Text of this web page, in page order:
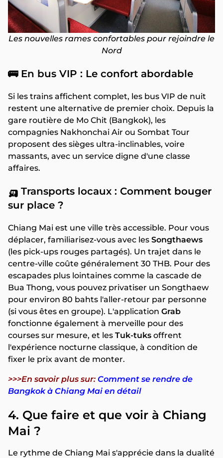
Les nouvelles rames confortables pour rejoindre le
Nord
🚌 En bus VIP : Le confort abordable
Si les trains affichent complet, les bus VIP de nuit
restent une alternative de premier choix. Depuis la
gare routière de Mo Chit (Bangkok), les
compagnies Nakhonchai Air ou Sombat Tour
proposent des sièges ultra-inclinables, voire
massants, avec un service digne d'une classe
affaires.
🛺 Transports locaux : Comment bouger
sur place ?
Chiang Mai est une ville très accessible. Pour vous
déplacer, familiarisez-vous avec les Songthaews
(les pick-ups rouges partagés). Un trajet dans le
centre-ville coûte généralement 30 THB. Pour des
escapades plus lointaines comme la cascade de
Bua Thong, vous pouvez privatiser un Songthaew
pour environ 80 bahts l'aller-retour par personne
(si vous êtes en groupe). L'application Grab
fonctionne également à merveille pour des
courses sur mesure, et les Tuk-tuks offrent
l'expérience nocturne classique, à condition de
fixer le prix avant de monter.
>>>En savoir plus sur: Comment se rendre de
Bangkok à Chiang Mai en détail
4. Que faire et que voir à Chiang
Mai ?
Le rythme de Chiang Mai s'apprécie dans la dualité